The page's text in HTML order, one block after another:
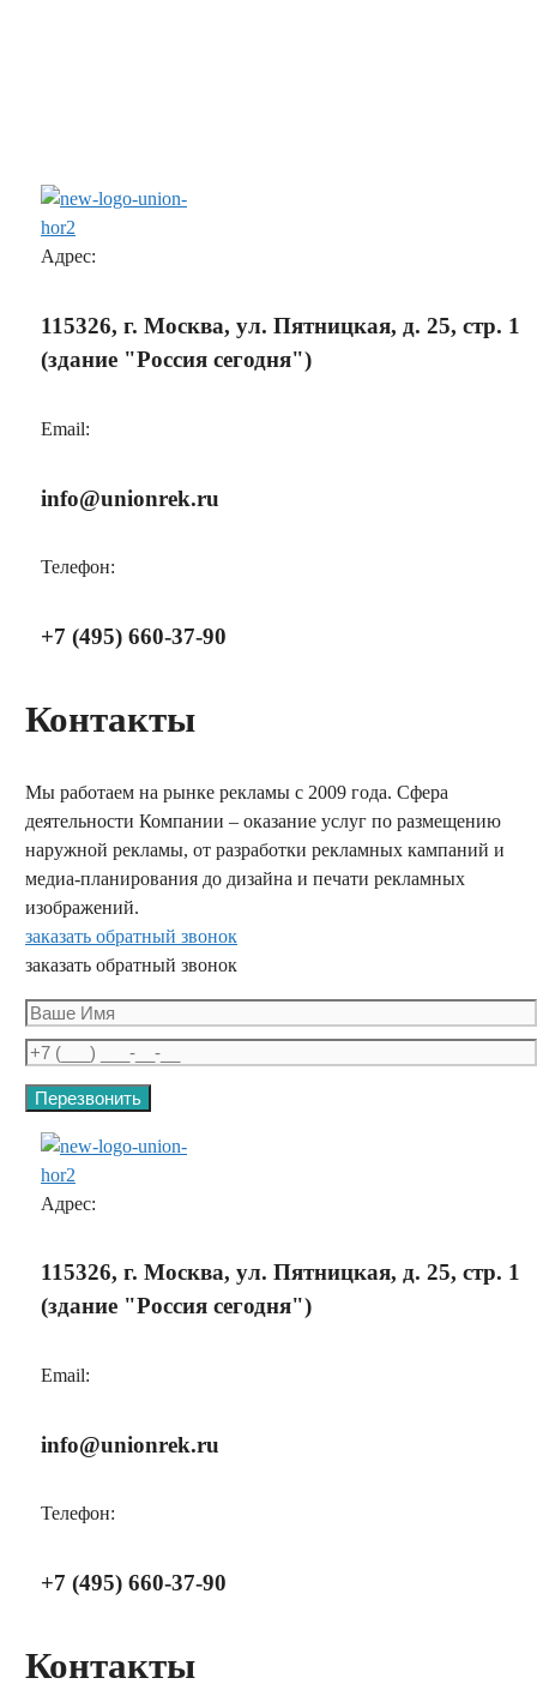
Адрес:
115326, г. Москва, ул. Пятницкая, д. 25, стр. 1
(здание "Россия сегодня")
Email:
info@unionrek.ru
Телефон:
+7 (495) 660-37-90
Контакты
Мы работаем на рынке рекламы с 2009 года. Сфера
деятельности Компании – оказание услуг по размещению
наружной рекламы, от разработки рекламных кампаний и
медиа-планирования до дизайна и печати рекламных
изображений.
заказать обратный звонок
заказать обратный звонок
Адрес:
115326, г. Москва, ул. Пятницкая, д. 25, стр. 1
(здание "Россия сегодня")
Email:
info@unionrek.ru
Телефон:
+7 (495) 660-37-90
Контакты